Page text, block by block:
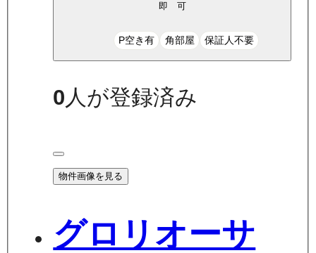
即 可
P空き有 角部屋 保証人不要
0人が登録済み
物件画像を見る
グロリオーサ